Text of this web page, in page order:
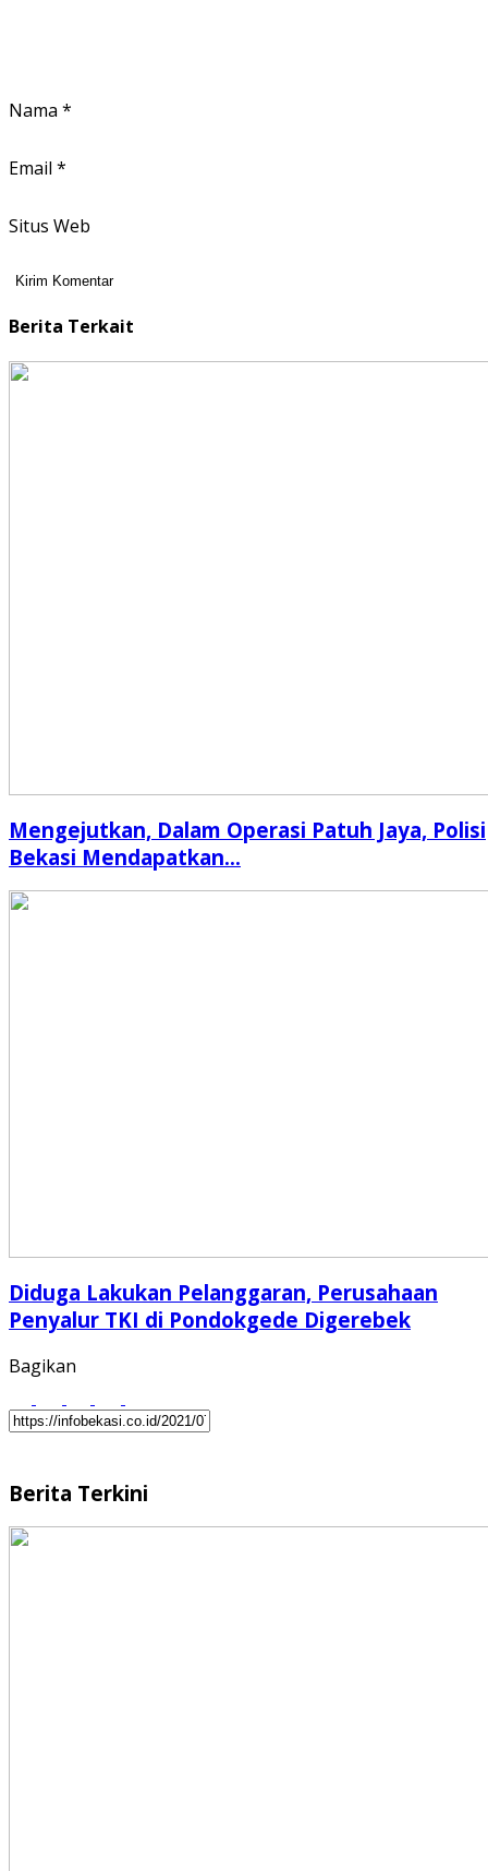
Nama *
Email *
Situs Web
Berita Terkait
Mengejutkan, Dalam Operasi Patuh Jaya, Polisi
Bekasi Mendapatkan…
Diduga Lakukan Pelanggaran, Perusahaan
Penyalur TKI di Pondokgede Digerebek
Bagikan
Berita Terkini